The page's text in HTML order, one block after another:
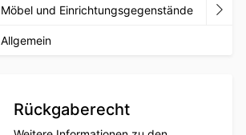
Möbel und Einrichtungsgegenstände
Allgemein
Rückgaberecht